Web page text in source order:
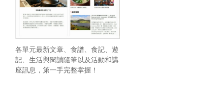
各單元最新文章、食譜、食記、遊
記、生活與閱讀隨筆以及活動和講
座訊息，第一手完整掌握！